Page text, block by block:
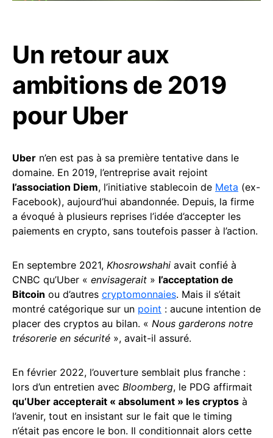
Un retour aux
ambitions de 2019
pour Uber
Uber n’en est pas à sa première tentative dans le
domaine. En 2019, l’entreprise avait rejoint
l’association Diem, l’initiative stablecoin de Meta (ex-
Facebook), aujourd’hui abandonnée. Depuis, la firme
a évoqué à plusieurs reprises l’idée d’accepter les
paiements en crypto, sans toutefois passer à l’action.
En septembre 2021, Khosrowshahi avait confié à
CNBC qu’Uber « envisagerait » l’acceptation de
Bitcoin ou d’autres cryptomonnaies. Mais il s’était
montré catégorique sur un point : aucune intention de
placer des cryptos au bilan. « Nous garderons notre
trésorerie en sécurité », avait-il assuré.
En février 2022, l’ouverture semblait plus franche :
lors d’un entretien avec Bloomberg, le PDG affirmait
qu’Uber accepterait « absolument » les cryptos à
l’avenir, tout en insistant sur le fait que le timing
n’était pas encore le bon. Il conditionnait alors cette